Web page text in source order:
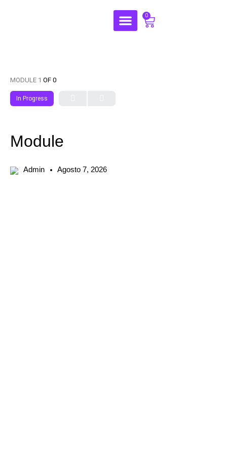
0
MODULE 1 OF 0
In Progress
Module
Admin Agosto 7, 2026